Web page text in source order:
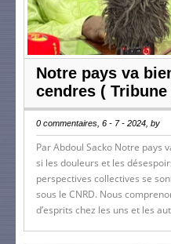
Notre pays va
cendres ( Tribune
0 commentaires, 6 - 7 - 2024, by
Par Abdoul Sacko Notre pays
si les douleurs et les
perspectives collectives se
sous le CNRD. Nous
d’esprits chez les uns et les